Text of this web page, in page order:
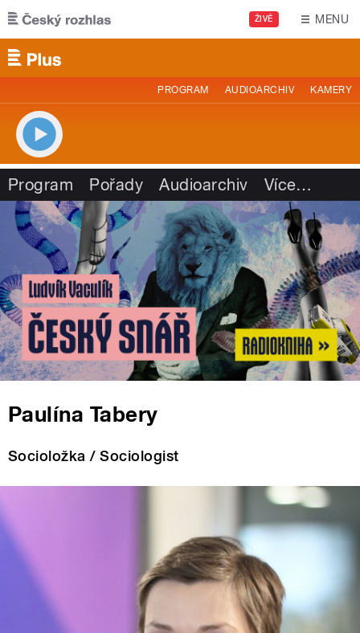
Přejít k hlavnímu obsahu
ŽIVĚ MENU
PROGRAM AUDIOARCHIV KAMERY
Program Pořady Audioarchiv Více…
Paulína Tabery
Socioložka / Sociologist